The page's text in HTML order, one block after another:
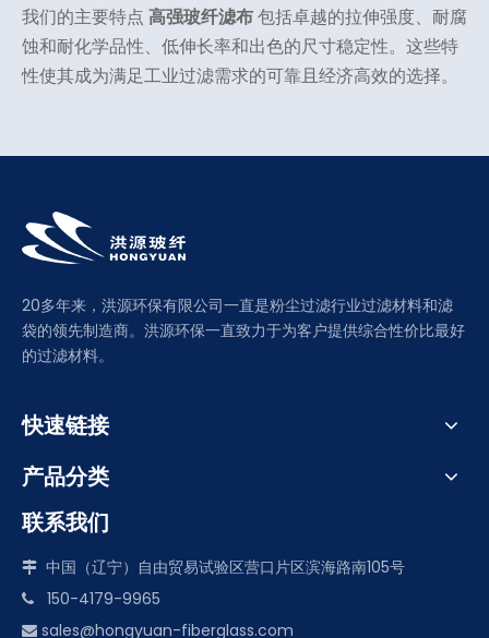
我们的主要特点 高强玻纤滤布包括卓越的拉伸强度、耐腐
蚀和耐化学品性、低伸长率和出色的尺寸稳定性。这些特
性使其成为满足工业过滤需求的可靠且经济高效的选择。
20多年来，洪源环保有限公司一直是粉尘过滤行业过滤材料和滤
袋的领先制造商。洪源环保一直致力于为客户提供综合性价比最好
的过滤材料。
快速链接
产品分类
联系我们
 中国（辽宁）自由贸易试验区营口片区滨海路南105号
 150-4179-9965
 sales@hongyuan-fiberglass.com